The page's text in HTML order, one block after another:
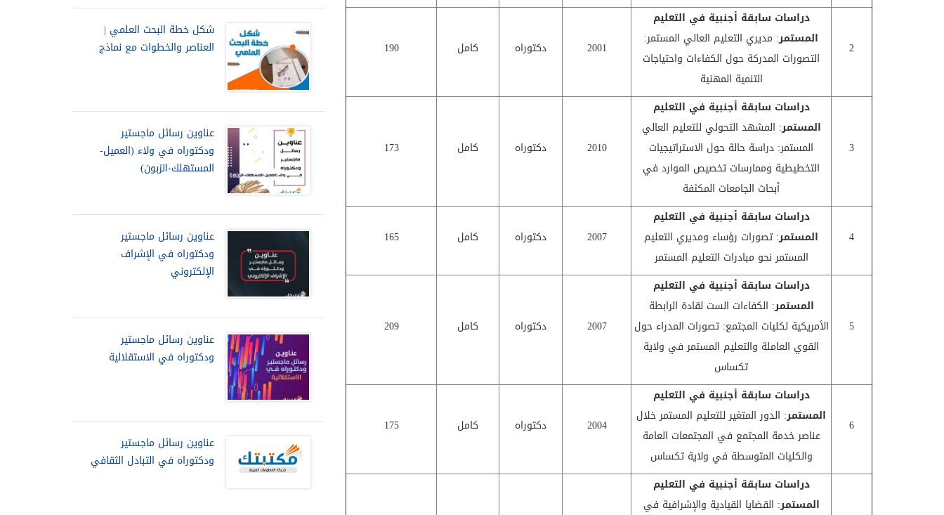
2
دراسات سابقة أجنبية في التعليم
المستمر: مديري التعليم العالي المستمر:
التصورات المدركة حول الكفاءات واحتياجات
التنمية المهنية
2001 دكتوراه كامل 190
3
دراسات سابقة أجنبية في التعليم
المستمر: المشهد التحولي للتعليم العالي
المستمر: دراسة حالة حول الاستراتيجيات
التخطيطية وممارسات تخصيص الموارد في
أبحاث الجامعات المكثفة
2010 دكتوراه كامل 173
4
دراسات سابقة أجنبية في التعليم
المستمر: تصورات رؤساء ومديري التعليم
المستمر نحو مبادرات التعليم المستمر
2007 دكتوراه كامل 165
5
دراسات سابقة أجنبية في التعليم
المستمر: الكفاءات الست لقادة الرابطة
الأمريكية لكليات المجتمع: تصورات المدراء حول
القوي العاملة والتعليم المستمر في ولاية
تكساس
2007 دكتوراه كامل 209
6
دراسات سابقة أجنبية في التعليم
المستمر: الدور المتغير للتعليم المستمر خلال
عناصر خدمة المجتمع في المجتمعات العامة
والكليات المتوسطة في ولاية تكساس
2004 دكتوراه كامل 175
دراسات سابقة أجنبية في التعليم
المستمر: القضايا القيادية والإشرافية في
شكل خطة البحث العلمي |
العناصر والخطوات مع نماذج
عناوين رسائل ماجستير
ودكتوراه في ولاء (العميل-
المستهلك-الزبون)
عناوين رسائل ماجستير
ودكتوراه في الإشراف
الإلكتروني
عناوين رسائل ماجستير
ودكتوراه في الاستقلالية
عناوين رسائل ماجستير
ودكتوراه في التبادل الثقافي